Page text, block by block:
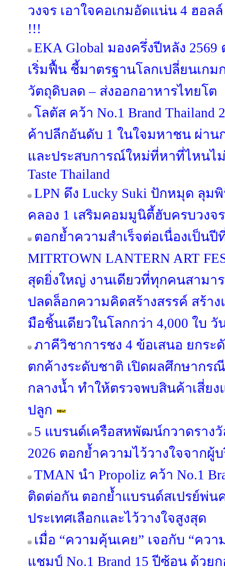
วงจร เอาใจคอเกมอัดแน่น 4 ฮอ
!!!
EKA Global มองครึ่งปีหลัง
เริ่มฟื้น ชี้มาตรฐานโลกเปลี่ยนเก
วัตถุดิบลด – ส่งออกอาหารไทยโต
โลตัส คว้า No.1 Brand
ค้าปลีกอันดับ 1 ในใจมหาชน ผ่าน
และประสบการณ์ใหม่ที่หาที่ไหนไม่
Taste Thailand
LPN ดึง Lucky Suki ปักหมุด ลุม
คลอง 1 เสริมคอมมูนิตี้ฮับครบวงจร
ตอกย้ำความสำเร็จต่อเนื่องเป็นปี
MITRTOWN LANTERN ART
สุดยิ่งใหญ่ งานเดียวที่ทุกคนสามา
ปลดล็อกความคิดสร้างสรรค์ สร้า
มือชิ้นเดียวในโลกกว่า 4,000 ใบ
ภาคีวิชาการชง 4 ข้อเสนอ ยกระ
ตกค้างระดับชาติ เปิดผลศึกษากร
กลางน้ำ ทำให้ตรวจพบสินค้าเสี่ย
ปลูก
5 แบรนด์เครือสหพัฒน์กวาดรางวั
2026 ตอกย้ำความไว้วางใจจากผู้
TMAN นำ Propoliz คว้า No.1
ติดต่อกัน ตอกย้ำแบรนด์สเปรย์พ่
ประเทศเลือกและไว้วางใจสูงสุด
เมื่อ “ความคุ้นเคย” เจอกับ “คว
แชมป์ No.1 Brand 15 ปีซ้อน ด้วย